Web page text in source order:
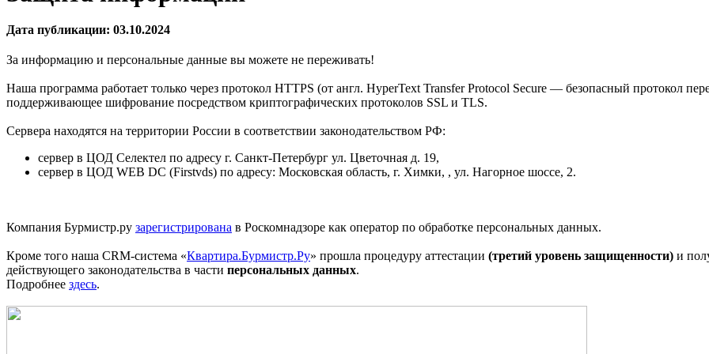
Дата публикации: 03.10.2024
За информацию и персональные данные вы можете не переживать!
Наша программа работает только через протокол HTTPS (от англ. HyperText Transfer Protocol Secure — безопасный протокол
поддерживающее шифрование посредством криптографических протоколов SSL и TLS.
Сервера находятся на территории России в соответствии законодательством РФ:
сервер в ЦОД Селектел по адресу г. Санкт-Петербург ул. Цветочная д. 19,
сервер в ЦОД WEB DC (Firstvds) по адресу: Московская область, г. Химки, , ул. Нагорное шоссе, 2.
Компания Бурмистр.ру зарегистрирована в Роскомнадзоре как оператор по обработке персональных данных.
Кроме того наша CRM-система «Квартира.Бурмистр.Ру» прошла процедуру аттестации (третий уровень защищенности) и
действующего законодательства в части персональных данных.
Подробнее здесь.